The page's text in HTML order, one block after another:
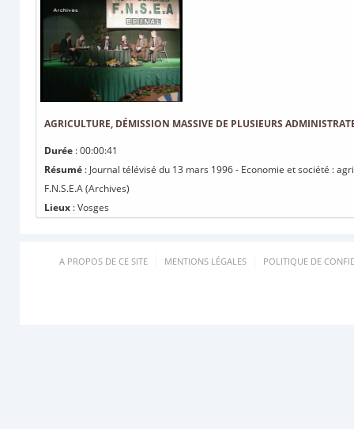
AGRICULTURE, DÉMISSION MASSIVE DE PLUSIEURS
Durée : 00:00:41
Résumé : Journal télévisé du 13 mars 1996 - Economie et société :
F.N.S.E.A (Archives)
Lieux : Vosges
A PROPOS DE CE SITE MENTIONS LÉGALES POLITIQUE DE